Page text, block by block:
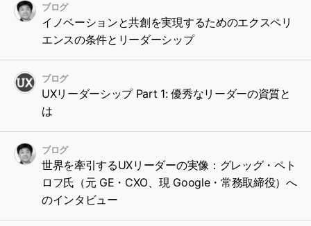
ブログ
イノベーションと共創を実現するためのエクスペリ
エンスの条件とリーダーシップ
ブログ
UXリーダーシップ Part 1: 優秀なリーダーの資質と
は
ブログ
世界を牽引するUXリーダーの実像：グレッグ・ペト
ロフ氏（元 GE・CXO、現 Google・常務取締役）へ
のインタビュー